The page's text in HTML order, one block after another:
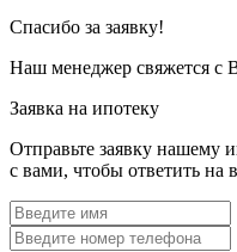
Спасибо за заявку!
Наш менеджер свяжется с
Заявка на ипотеку
Отправьте заявку нашему
с вами, чтобы ответить на